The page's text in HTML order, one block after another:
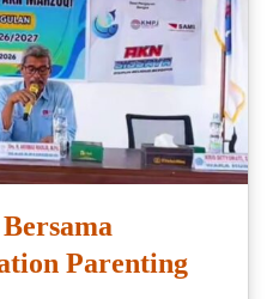
Parenting